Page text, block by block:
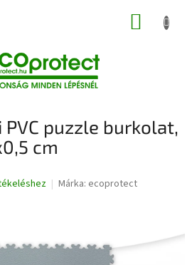
KOSÁR
puzzle burkolat,
cm
Márka: ecoprotect